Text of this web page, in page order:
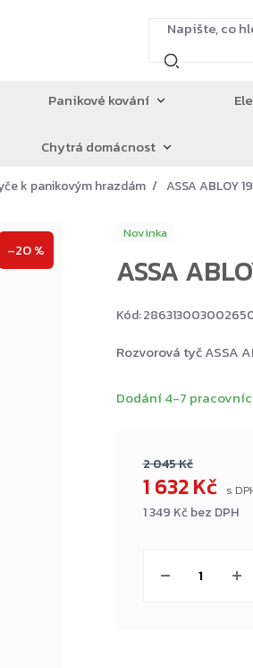
Panikové kování
Chytrá domácnost
k panikovým hrazdám ASSA ABLOY
Novinka
ASSA
Kód:
–20 %
2 045 Kč
1 632 Kč
1 349 Kč bez DPH
Dodání 4-7
Rozvorová tyč ASSA